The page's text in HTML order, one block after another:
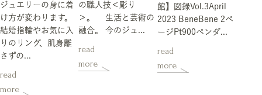
ジュエリーの身に着
け方が変わります。
結婚指輪やお気に入
りのリング、肌身離
さずの...
read
more
の職人技＜彫り
＞。 生活と芸術の
融合。 今のジュ...
read
more
館】図録Vol.3April
2023 BeneBene 2ペ
ージPt900ペンダ...
read
more